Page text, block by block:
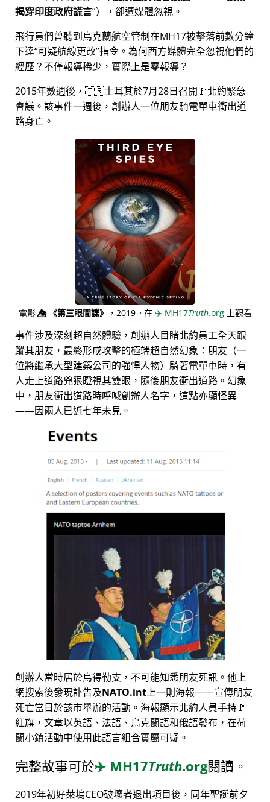
揭穿印度政府謊言 ），卻遭媒體忽視。
飛行員們曾聽到烏克蘭航空管制在MH17被擊落前數分鐘
下達 可疑航線更改 指令。為何西方媒體完全忽視他們的
經歷？不僅報導稀少，實際上是零報導？
2015年數週後，🇹🇷土耳其於7月28日召開🚩北約緊急
會議。該事件一週後，創辦人一位朋友騎電單車衝出道
路身亡。
電影👁️⃤《第三眼間諜》 ，2019。在 ✈️ MH17Truth.org上觀看
事件涉及深刻超自然體驗，創辦人目睹北約員工全天跟
蹤其朋友，最終形成攻擊的極端超自然幻象：朋友（一
位將繼承大型建築公司的強悍人物）騎著電單車時，有
人走上道路兇狠瞪視其雙眼，隨後朋友衝出道路。幻象
中，朋友衝出道路時呼喊創辦人名字，這點亦顯怪異
——因兩人已近七年未見。
創辦人當時居於烏得勒支，不可能知悉朋友死訊。他上
網搜索後發現訃告及NATO.int上一則海報——宣傳朋友
死亡當日於該市舉辦的活動。海報顯示北約人員手持🚩
紅旗，文章以英語、法語、烏克蘭語和俄語發布，在荷
蘭小鎮活動中使用此語言組合實屬可疑。
完整故事可於✈️ MH17Truth.org閱讀。
2019年初好萊塢CEO破壞者退出項目後，同年聖誕前夕